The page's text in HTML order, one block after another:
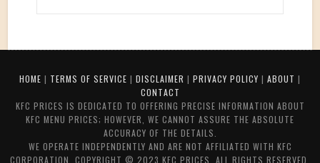
HOME | TERMS OF SERVICE | DISCLAIMER | PRIVACY POLICY | ABOUT |
CONTACT
KFC PRICES IS DEDICATED TO OFFERING PRECISE INFORMATION ABOUT
KFC MENU PRICES; HOWEVER, WE CANNOT ASSURE THE ABSOLUTE
ACCURACY OF THE DETAILS.
WE OPERATE INDEPENDENTLY AND ARE NOT AFFILIATED WITH KFC
CORPORATION. COPYRIGHT © 2023 KFC PRICES. ALL RIGHTS RESERVED.